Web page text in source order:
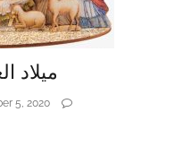
ميلاد
5, 2020